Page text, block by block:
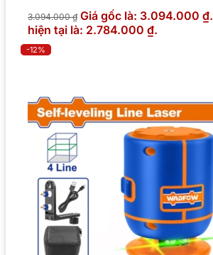
3.094.000₫ Giá gốc là: 3.094.000 ₫.
hiện tại là: 2.784.000 ₫.
-12%